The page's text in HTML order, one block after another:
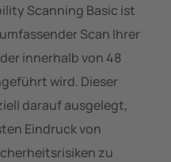
Scanning Basic ist
Scan Ihrer
innerhalb von 48
wird. Dieser
darauf ausgelegt,
Eindruck von
zu